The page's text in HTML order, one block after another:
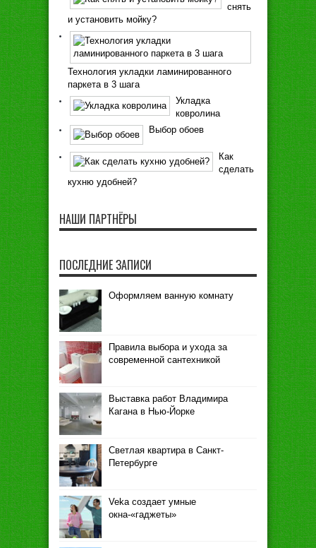
снять
и установить мойку?
Технология укладки ламинированного
паркета в 3 шага
Укладка
ковролина
Выбор обоев
Как
сделать
кухню удобней?
НАШИ ПАРТНЁРЫ
ПОСЛЕДНИЕ ЗАПИСИ
Оформляем ванную комнату
Правила выбора и ухода за
современной сантехникой
Выставка работ Владимира
Кагана в Нью-Йорке
Светлая квартира в Санкт-
Петербурге
Veka создает умные
окна-«гаджеты»